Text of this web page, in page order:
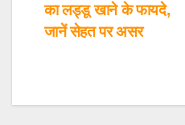
का लड्डू खाने के फायदे,
जानें सेहत पर असर